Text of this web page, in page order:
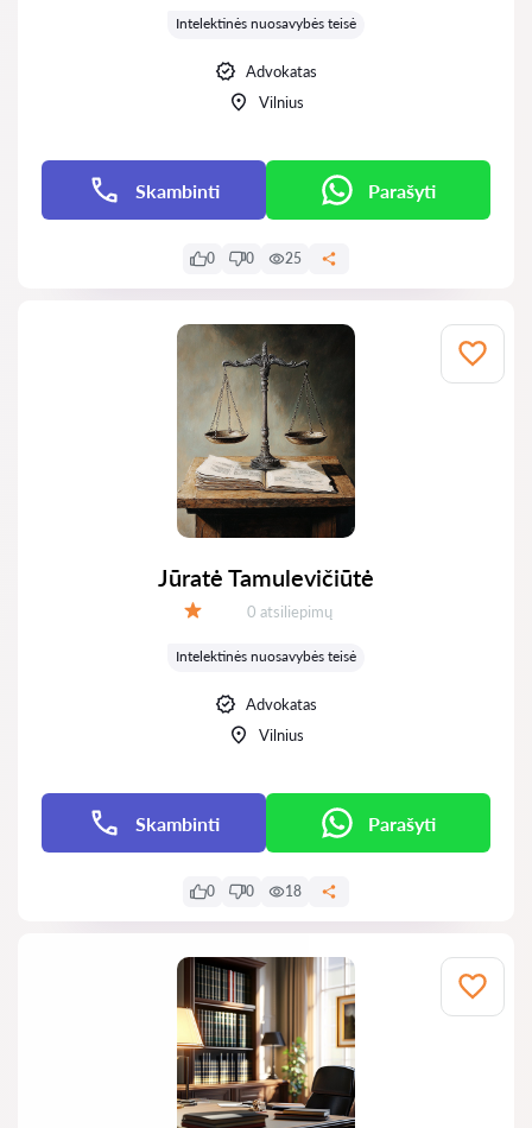
Intelektinės nuosavybės teisė
Advokatas
Vilnius
Skambinti Parašyti
0 0 25
Jūratė Tamulevičiūtė
Atsiliepimų:
0 atsiliepimų
Intelektinės nuosavybės teisė
Advokatas
Vilnius
Skambinti Parašyti
0 0 18